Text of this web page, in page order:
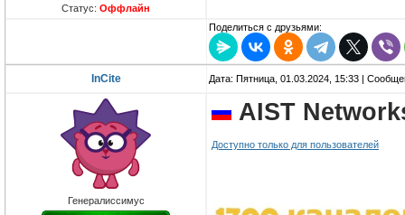
Статус: Оффлайн
Поделиться с друзьями:
InCite Дата: Пятница, 01.03.2024, 15:33 |
Генералиссимус
AIST
Доступно только для пользователей